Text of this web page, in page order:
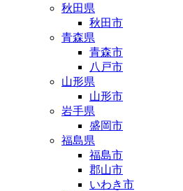
秋田県
秋田市
青森県
青森市
八戸市
山形県
山形市
岩手県
盛岡市
福島県
福島市
郡山市
いわき市